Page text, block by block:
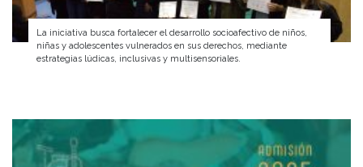
La iniciativa busca fortalecer el desarrollo socioafectivo de niños,
niñas y adolescentes vulnerados en sus derechos, mediante
estrategias lúdicas, inclusivas y multisensoriales.